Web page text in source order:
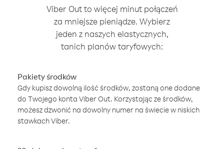
Viber Out to więcej minut połączeń
za mniejsze pieniądze. Wybierz
jeden z naszych elastycznych,
tanich planów taryfowych:
Pakiety środków
Gdy kupisz dowolną ilość środków, zostaną one dodane
do Twojego konta Viber Out. Korzystając ze środków,
możesz dzwonić na dowolny numer na świecie w niskich
stawkach Viber.